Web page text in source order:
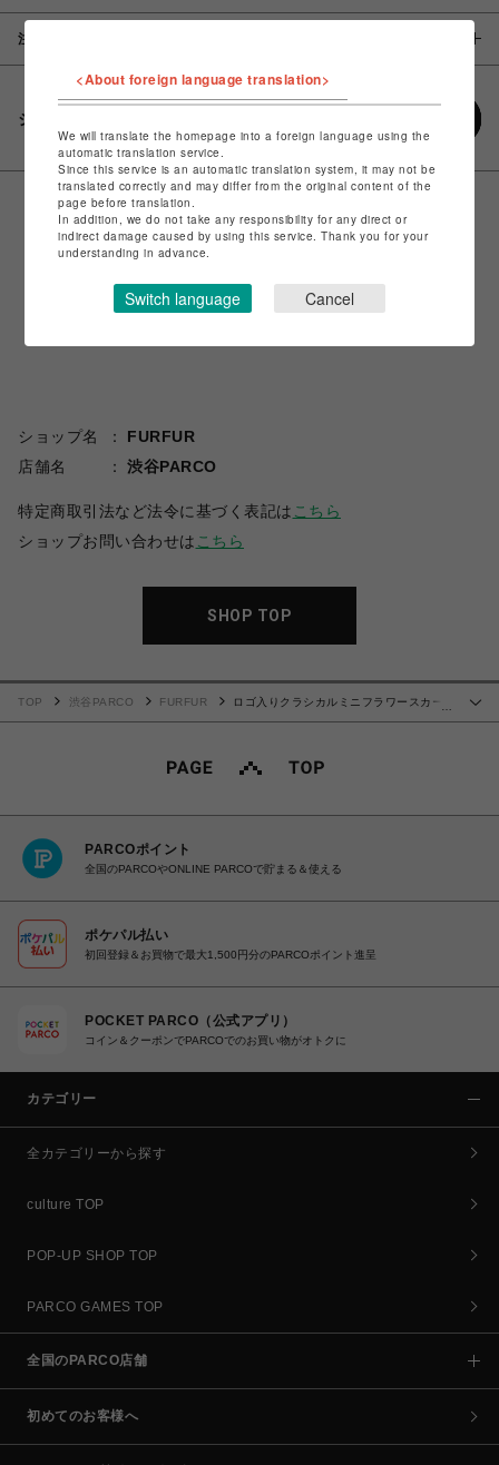
注意事項
シェアする
ショップ名
FURFUR
店舗名
渋谷PARCO
特定商取引法など法令に基づく表記は こちら
ショップお問い合わせは こちら
SHOP TOP
TOP 渋谷PARCO FURFUR
ロゴ入りクラシカルミニフラワースカー
PARCOポイント
全国のPARCOやONLINE PARCOで貯まる＆使える
ポケパル払い
初回登録＆お買物で最大1,500円分のPARCOポイント進呈
POCKET PARCO（公式アプリ）
コイン＆クーポンでPARCOでのお買い物がオトクに
カテゴリー
全カテゴリーから探す
culture TOP
POP-UP SHOP TOP
PARCO GAMES TOP
全国のPARCO店舗
初めてのお客様へ
<About foreign language translation>
We will translate the homepage into a foreign language using the
automatic translation service.
Since this service is an automatic translation system, it may not be
translated correctly and may differ from the original content of the
page before translation.
In addition, we do not take any responsibility for any direct or
indirect damage caused by using this service. Thank you for your
understanding in advance.
Switch language Cancel